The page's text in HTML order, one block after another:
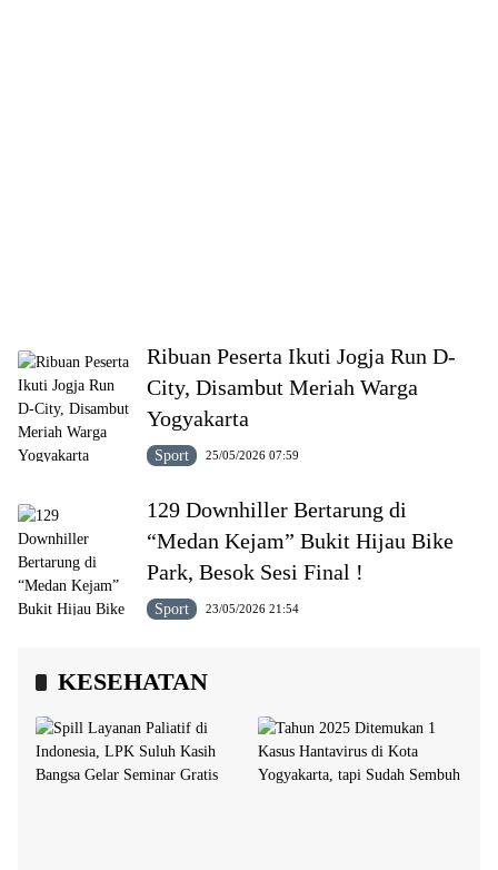
Ribuan Peserta Ikuti Jogja Run D-
City, Disambut Meriah Warga
Yogyakarta
Sport 25/05/2026 07:59
129 Downhiller Bertarung di
“Medan Kejam” Bukit Hijau Bike
Park, Besok Sesi Final !
Sport 23/05/2026 21:54
KESEHATAN